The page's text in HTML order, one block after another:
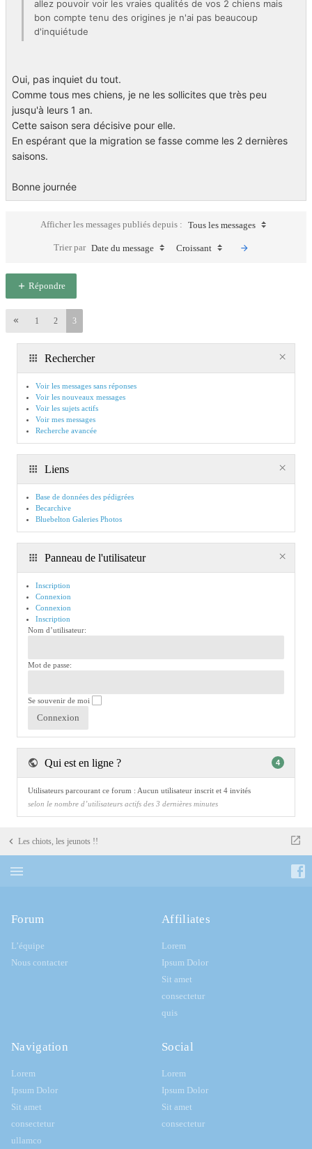
allez pouvoir voir les vraies qualités de vos 2 chiens mais
bon compte tenu des origines je n'ai pas beaucoup
d'inquiétude
Oui, pas inquiet du tout.
Comme tous mes chiens, je ne les sollicites que très peu
jusqu'à leurs 1 an.
Cette saison sera décisive pour elle.
En espérant que la migration se fasse comme les 2 dernières
saisons.
Bonne journée
Afficher les messages publiés depuis : Tous les messages
Trier par Date du message Croissant
Répondre
1 2 3
Rechercher
Voir les messages sans réponses
Voir les nouveaux messages
Voir les sujets actifs
Voir mes messages
Recherche avancée
Liens
Base de données des pédigrées
Becarchive
Bluebelton Galeries Photos
Panneau de l'utilisateur
Inscription
Connexion
Connexion
Inscription
Nom d’utilisateur:
Mot de passe:
Se souvenir de moi
Qui est en ligne ? 4
Utilisateurs parcourant ce forum : Aucun utilisateur inscrit et 4 invités
selon le nombre d’utilisateurs actifs des 3 dernières minutes
Les chiots, les jeunots !!
Forum
L’équipe
Nous contacter
Affiliates
Lorem
Ipsum Dolor
Sit amet
consectetur
quis
Navigation
Lorem
Ipsum Dolor
Sit amet
consectetur
ullamco
Social
Lorem
Ipsum Dolor
Sit amet
consectetur